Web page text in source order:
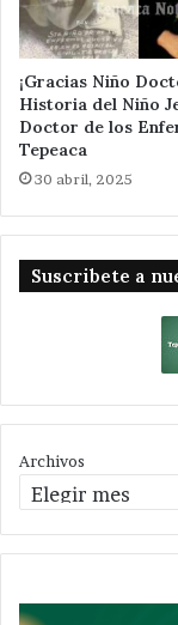
¡Gracias Niño
Historia del Niño
Doctor de los
Tepeaca
30 abril, 2025
Suscribete a
Archivos